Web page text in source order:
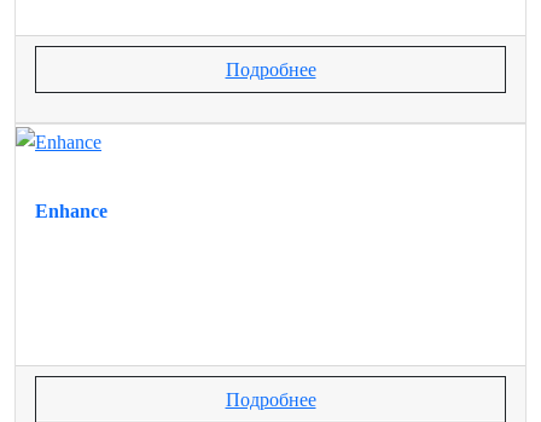
Подробнее
Enhance
Подробнее